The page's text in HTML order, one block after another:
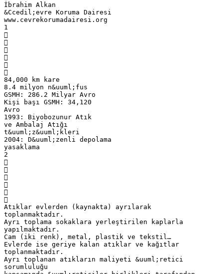
İbrahim Alkan
&Ccedil;evre Koruma Dairesi
www.cevrekorumadairesi.org
1






84,000 km kare
8.4 milyon n&uuml;fus
GSMH: 286.2 Milyar Avro
Kişi başı GSMH: 34,120
Avro
1993: Biyobozunur Atık
ve Ambalaj Atığı
t&uuml;z&uuml;kleri
2004: D&uuml;zenli depolama
yasaklama
2






Atıklar evlerden (kaynakta) ayrılarak
toplanmaktadır.
Ayrı toplama sokaklara yerleştirilen kaplarla
yapılmaktadır.
Cam (iki renk), metal, plastik ve tekstil…
Evlerde ise geriye kalan atıklar ve kağıtlar
toplanmaktadır.
Ayrı toplanan atıkların maliyeti &uuml;retici
sorumluluğu